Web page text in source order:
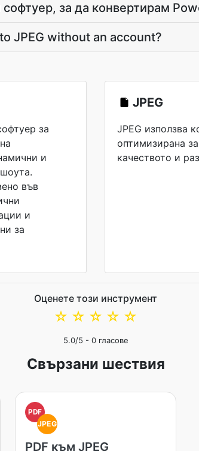
за да конвертирам
JPEG without an account?
за
и
във
и
за
JPEG
JPEG използва
оптимизирана
качеството и
Оценете този инструмент
☆
☆
☆
☆
☆
5.0/5 - 0гласове
Свързани шествия
PDF
JPEG
PDF към JPEG